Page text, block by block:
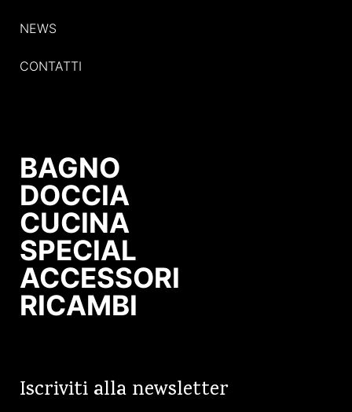
NEWS
CONTATTI
BAGNO
DOCCIA
CUCINA
SPECIAL
ACCESSORI
RICAMBI
Iscriviti alla newsletter